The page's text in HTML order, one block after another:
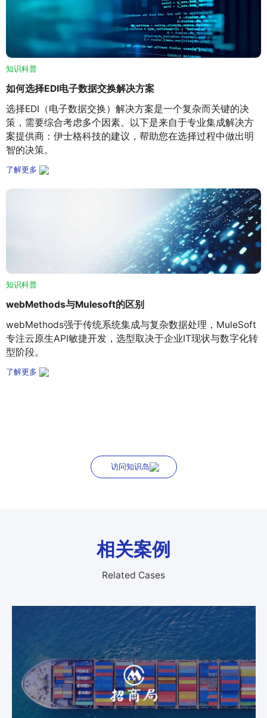
知识科普
如何选择EDI电子数据交换解决方案
选择EDI（电子数据交换）解决方案是一个复杂而关键的决
策，需要综合考虑多个因素。以下是来自于专业集成解决方
案提供商：伊士格科技的建议，帮助您在选择过程中做出明
智的决策。
了解更多
知识科普
webMethods与Mulesoft的区别
webMethods强于传统系统集成与复杂数据处理，MuleSoft
专注云原生API敏捷开发，选型取决于企业IT现状与数字化转
型阶段。
了解更多
访问知识岛
相关案例
Related Cases